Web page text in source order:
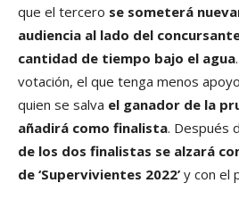
que el tercero se someterá
audiencia al lado del
cantidad de tiempo bajo el agua
votación, el que tenga menos apoyo
quien se salva el ganador de la
añadirá como finalista. Después
de los dos finalistas se alzará
de ‘Supervivientes 2022’ y con el